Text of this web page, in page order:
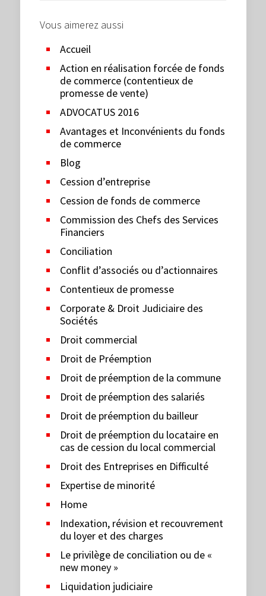
Vous aimerez aussi
Accueil
Action en réalisation forcée de fonds
de commerce (contentieux de
promesse de vente)
ADVOCATUS 2016
Avantages et Inconvénients du fonds
de commerce
Blog
Cession d’entreprise
Cession de fonds de commerce
Commission des Chefs des Services
Financiers
Conciliation
Conflit d’associés ou d’actionnaires
Contentieux de promesse
Corporate & Droit Judiciaire des
Sociétés
Droit commercial
Droit de Préemption
Droit de préemption de la commune
Droit de préemption des salariés
Droit de préemption du bailleur
Droit de préemption du locataire en
cas de cession du local commercial
Droit des Entreprises en Difficulté
Expertise de minorité
Home
Indexation, révision et recouvrement
du loyer et des charges
Le privilège de conciliation ou de «
new money »
Liquidation judiciaire